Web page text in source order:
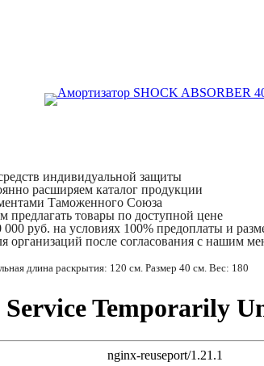
индивидуальной защиты
расширяем каталог продукции
Таможенного Союза
предлагать товары по доступной цене
000 руб. на условиях 100% предоплаты и
после согласования с нашим
длина раскрытия: 120 см. Размер 40 см. Вес: 180